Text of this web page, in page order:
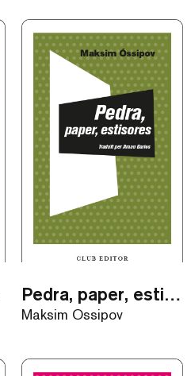
Pedra, paper, estisores / eBook
Maksim Óssipov